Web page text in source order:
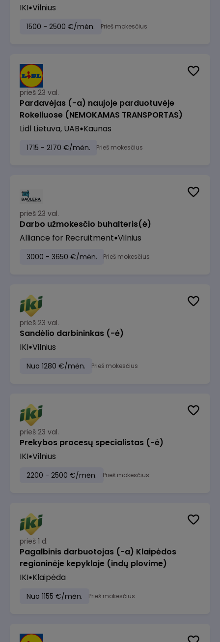
IKI Vilnius
1500 - 2500 €/mėn. Prieš mokesčius
prieš 23 val.
Pardavėjas (-a) naujoje parduotuvėje
Rokeliuose (NEMOKAMAS TRANSPORTAS)
Lidl Lietuva, UAB Kaunas
1715 - 2170 €/mėn. Prieš mokesčius
prieš 23 val.
Darbo užmokesčio buhalteris(ė)
Alliance for Recruitment Vilnius
3000 - 3650 €/mėn. Prieš mokesčius
prieš 23 val.
Sandėlio darbininkas (-ė)
IKI Vilnius
Nuo 1280 €/mėn. Prieš mokesčius
prieš 23 val.
Prekybos procesų specialistas (-ė)
IKI Vilnius
2200 - 2500 €/mėn. Prieš mokesčius
prieš 1 d.
Pagalbinis darbuotojas (-a) Klaipėdos
regioninėje kepykloje (indų plovime)
IKI Klaipėda
Nuo 1155 €/mėn. Prieš mokesčius